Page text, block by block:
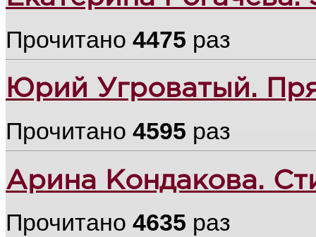
Прочитано 4475 раз
Юрий Угроватый.
Прочитано 4595 раз
Арина Кондакова.
Прочитано 4635 раз